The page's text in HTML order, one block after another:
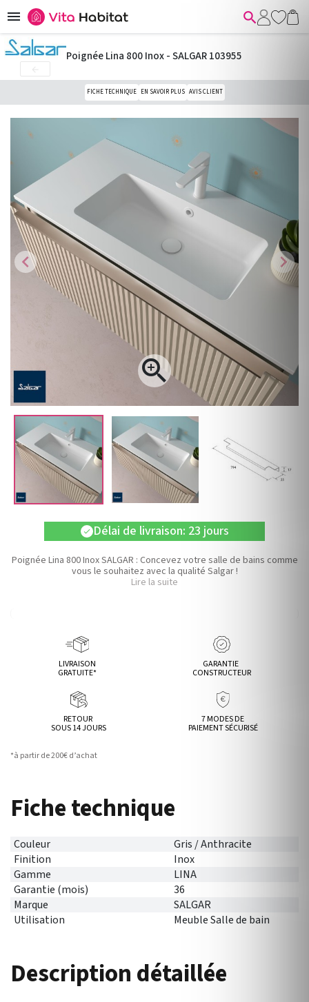
 
chevron_left

chevron_right
Poignée Lina 800 Inox - SALGAR 103955
FICHE TECHNIQUE EN SAVOIR PLUS AVIS CLIENT
check Délai de livraison: 23 jours
Poignée Lina 800 Inox SALGAR : Concevez votre salle de bains comme
vous le souhaitez avec la qualité Salgar !
Lire la suite
LIVRAISON
GRATUITE*
GARANTIE
CONSTRUCTEUR
RETOUR
SOUS 14 JOURS
7 MODES DE
PAIEMENT SÉCURISÉ
*à partir de 200€ d’achat
Fiche technique
Couleur
Gris / Anthracite
Finition
Inox
Gamme
LINA
Garantie (mois)
36
Marque
SALGAR
Utilisation
Meuble Salle de bain
Description détaillée